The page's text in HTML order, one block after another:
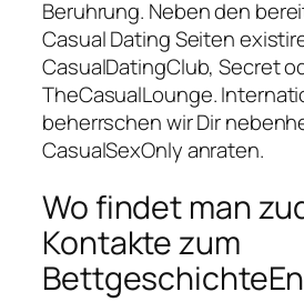
Beruhrung. Neben den
Casual Dating Seiten
CasualDatingClub, Secret
TheCasualLounge.
beherrschen wir Dir
CasualSexOnly anraten.
Wo findet man
Kontakte zum